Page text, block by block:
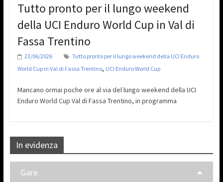
Tutto pronto per il lungo weekend
della UCI Enduro World Cup in Val di
Fassa Trentino
23/06/2026
Tutto pronto per il lungo weekend della UCI Enduro
World Cup in Val di Fassa Trentino, UCI Enduro World Cup
Mancano ormai poche ore al via del lungo weekend della UCI
Enduro World Cup Val di Fassa Trentino, in programma
In evidenza
Gare